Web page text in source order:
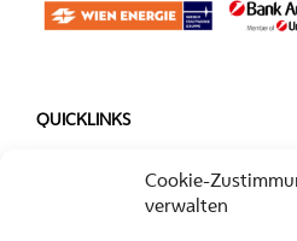
Cookie-
verwalten
QUICKLINKS
Gastronomie-Ausschreibung